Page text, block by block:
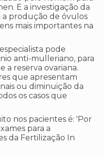
E a investigação da
a produção de óvulos
mais importantes na
pode
anti-mulleriano, para
a reserva ovariana.
que apresentam
ou diminuição da
os casos que
nos pacientes é: 'Por
para a
da Fertilização In